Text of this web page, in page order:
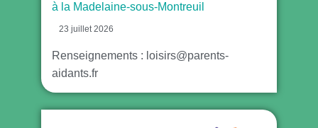
à la Madelaine-sous-Montreuil
23 juillet 2026
Renseignements : loisirs@parents-
aidants.fr